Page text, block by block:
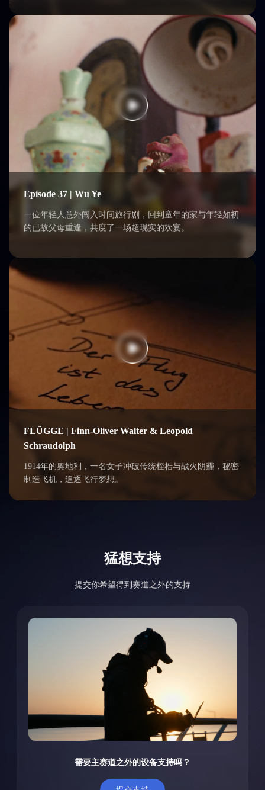
Episode 37 | Wu Ye
一位年轻人意外闯入时间旅行剧，回到童年的家与年轻如初
的已故父母重逢，共度了一场超现实的欢宴。
FLÜGGE | Finn-Oliver Walter & Leopold
Schraudolph
1914年的奥地利，一名女子冲破传统桎梏与战火阴霾，秘密
制造飞机，追逐飞行梦想。
猛想支持
提交你希望得到赛道之外的支持
需要主赛道之外的设备支持吗？